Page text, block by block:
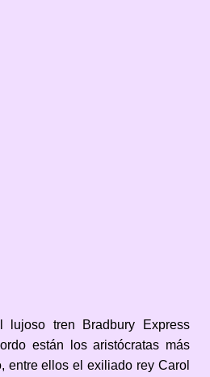
lujoso tren Bradbury Express
están los aristócratas más
entre ellos el exiliado rey Carol